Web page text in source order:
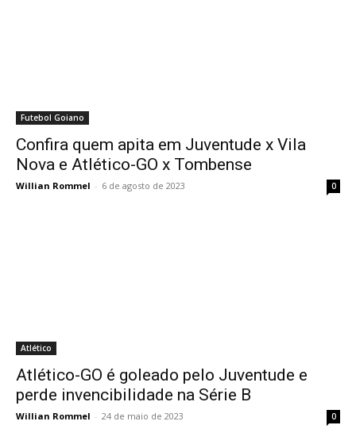
Futebol Goiano
Confira quem apita em Juventude x Vila
Nova e Atlético-GO x Tombense
Willian Rommel - 6 de agosto de 2023 0
Atlético
Atlético-GO é goleado pelo Juventude e
perde invencibilidade na Série B
Willian Rommel - 24 de maio de 2023 0